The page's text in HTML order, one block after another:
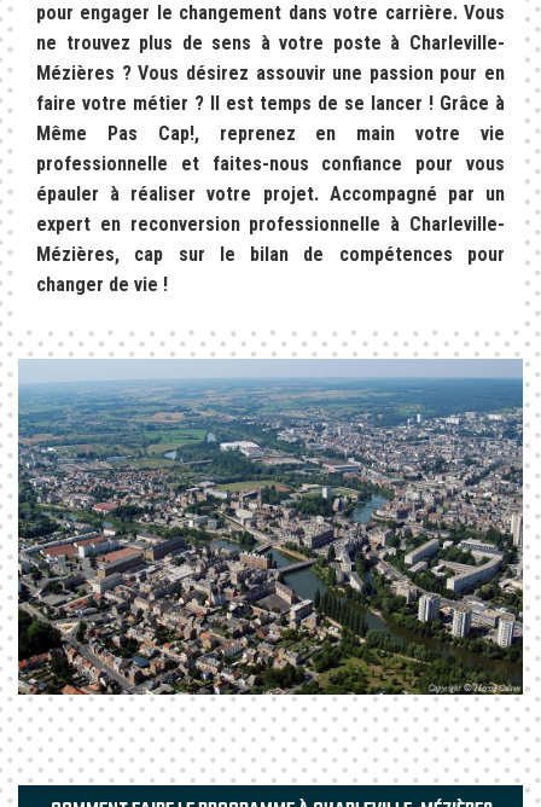
pour engager le changement dans votre carrière. Vous
ne trouvez plus de sens à votre poste à Charleville-
Mézières ? Vous désirez assouvir une passion pour en
faire votre métier ? Il est temps de se lancer ! Grâce à
Même Pas Cap!, reprenez en main votre vie
professionnelle et faites-nous confiance pour vous
épauler à réaliser votre projet. Accompagné par un
expert en reconversion professionnelle à Charleville-
Mézières, cap sur le bilan de compétences pour
changer de vie !